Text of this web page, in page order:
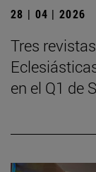
28 | 04 | 2026
Tres
en el Q1 de